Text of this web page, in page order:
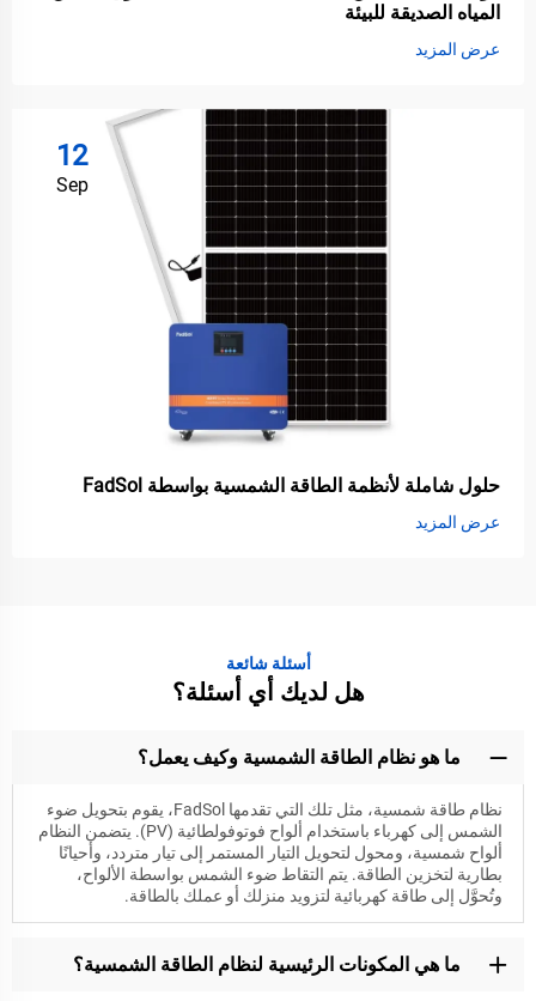
المياه الصديقة للبيئة
عرض المزيد
12
Sep
حلول شاملة لأنظمة الطاقة الشمسية بواسطة FadSol
عرض المزيد
أسئلة شائعة
هل لديك أي أسئلة؟
ما هو نظام الطاقة الشمسية وكيف يعمل؟
نظام طاقة شمسية، مثل تلك التي تقدمها FadSol، يقوم بتحويل ضوء
الشمس إلى كهرباء باستخدام ألواح فوتوفولطائية (PV). يتضمن النظام
ألواح شمسية، ومحول لتحويل التيار المستمر إلى تيار متردد، وأحيانًا
بطارية لتخزين الطاقة. يتم التقاط ضوء الشمس بواسطة الألواح،
وتُحوَّل إلى طاقة كهربائية لتزويد منزلك أو عملك بالطاقة.
ما هي المكونات الرئيسية لنظام الطاقة الشمسية؟